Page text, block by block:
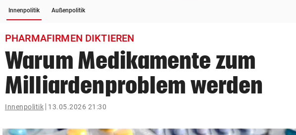
pin_drop
Wien
bookmark
search
Suchbegriff
eingeben
Innenpolitik Außenpolitik
PHARMAFIRMEN DIKTIEREN
Warum Medikamente zum
Milliardenproblem werden
Innenpolitik 13.05.2026 21:30